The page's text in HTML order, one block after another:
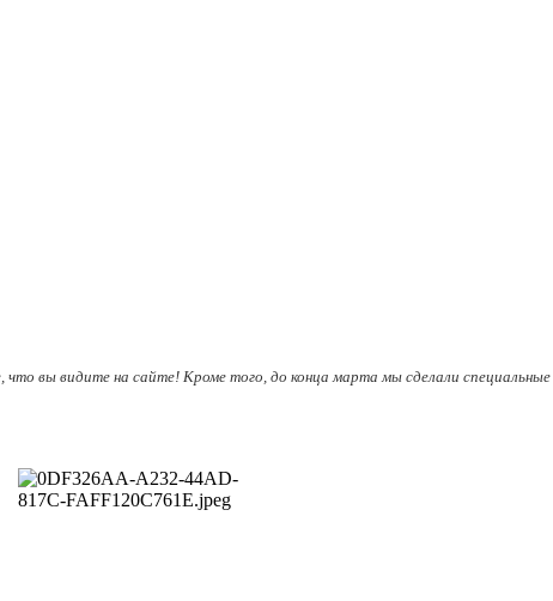
вы видите на сайте! Кроме того, до конца марта мы сделали